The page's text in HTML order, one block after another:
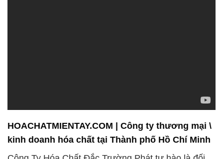
HOACHATMIENTAY.COM | Công ty thương mại \
kinh doanh hóa chất tại Thành phố Hồ Chí Minh